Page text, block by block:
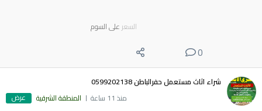
السعر على السوم
0
شراء اثاث مستعمل حفرالباطن 0599202138
منذ 11 ساعة
المنطقة الشرقية عرض